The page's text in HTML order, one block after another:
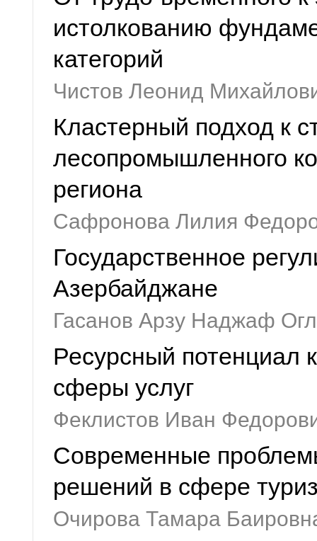
истолкованию
категорий
Чистов Леонид
Кластерный подход к
лесопромышленного
региона
Сафронова Лилия
Государственное
Азербайджане
Гасанов Арзу Наджаф
Ресурсный потенциал
сферы услуг
Феклистов Иван
Современные
решений в сфере
Очирова Тамара